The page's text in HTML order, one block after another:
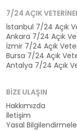
7/24 AÇIK
İstanbul 7/24 Açık
Ankara 7/24 Açık
İzmir 7/24 Açık
Bursa 7/24 Açık
Antalya 7/24 Açık
BIZE ULAŞIN
Hakkımızda
İletişim
Yasal